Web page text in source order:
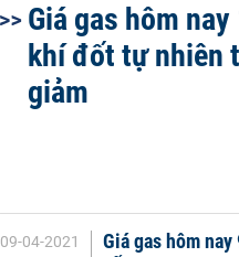
Giá gas hôm
khí đốt tự nhiên
giảm
09-04-2021
Giá gas hôm